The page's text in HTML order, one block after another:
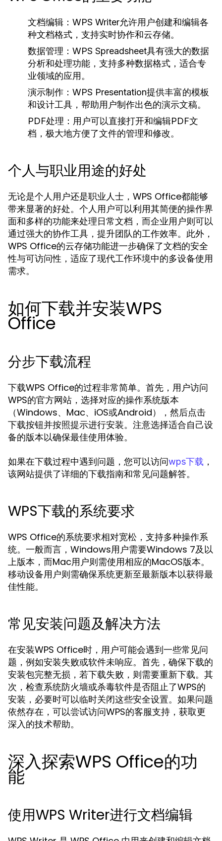
文档编辑： WPS Writer允许用户创建和编辑各
种文档格式，支持实时协作和云存储。
数据管理： WPS Spreadsheet具有强大的数据
分析和处理功能，支持多种数据格式，适合专
业领域的应用。
演示制作： WPS Presentation提供丰富的模板
和设计工具，帮助用户制作出色的演示文稿。
PDF处理： 用户可以直接打开和编辑PDF文
档，极大地方便了文件的管理和修改。
个人与职业用途的好处
无论是个人用户还是职业人士，WPS Office都能够
带来显著的好处。个人用户可以利用其简便的操作界
面和多样的功能来处理日常文档，而企业用户则可以
通过强大的协作工具，提升团队的工作效率。此外，
WPS Office的云存储功能进一步确保了文档的安全
性与可访问性，适应了现代工作环境中的多设备使用
需求。
如何下载并安装WPS
Office
分步下载流程
下载WPS Office的过程非常简单。首先，用户访问
WPS的官方网站，选择对应的操作系统版本
（Windows、Mac、iOS或Android），然后点击
下载按钮并按照提示进行安装。注意选择适合自己设
备的版本以确保最佳使用体验。
如果在下载过程中遇到问题，您可以访问wps下载 ，
该网站提供了详细的下载指南和常见问题解答。
WPS下载的系统要求
WPS Office的系统要求相对宽松，支持多种操作系
统。一般而言，Windows用户需要Windows 7及以
上版本，而Mac用户则需使用相应的MacOS版本。
移动设备用户则需确保系统更新至最新版本以获得最
佳性能。
常见安装问题及解决方法
在安装WPS Office时，用户可能会遇到一些常见问
题，例如安装失败或软件未响应。首先，确保下载的
安装包完整无损，若下载失败，则需要重新下载。其
次，检查系统防火墙或杀毒软件是否阻止了WPS的
安装，必要时可以临时关闭这些安全设置。如果问题
依然存在，可以尝试访问WPS的客服支持，获取更
深入的技术帮助。
深入探索WPS Office的功
能
使用WPS Writer进行文档编辑